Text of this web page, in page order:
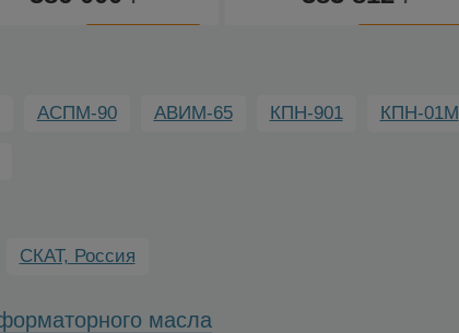
АСПМ-90 АВИМ-65 КПН-901 КПН-01М
СКАТ, Россия
масла